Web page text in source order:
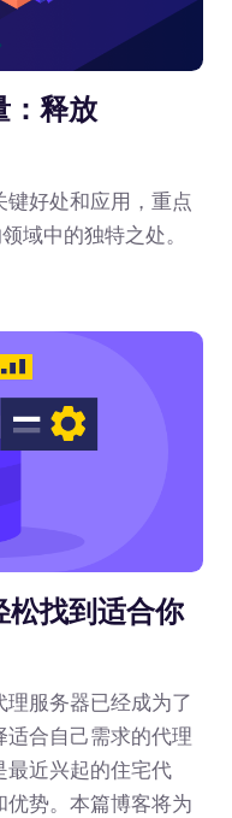
：释放
好处和应用，重点
域中的独特之处。
松找到适合你
服务器已经成为了
合自己需求的代理
最近兴起的住宅代
势。本篇博客将为